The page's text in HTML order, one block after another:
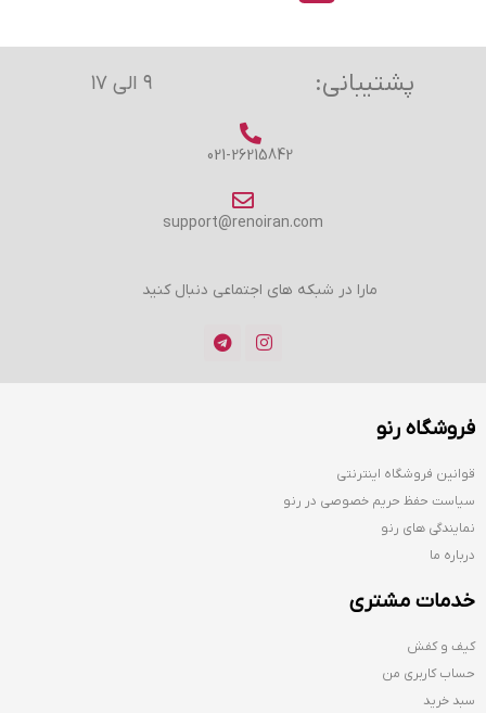
پشتیبانی: ۹ الی ۱۷
021-26215842
support@renoiran.com
مارا در شبکه های اجتماعی دنبال کنید
فروشگاه رنو
قوانین فروشگاه اینترنتی
سیاست حفظ حریم خصوصی در رنو
نمایندگی های رنو
درباره ما
خدمات مشتری
کیف و کفش
حساب کاربری من
سبد خرید